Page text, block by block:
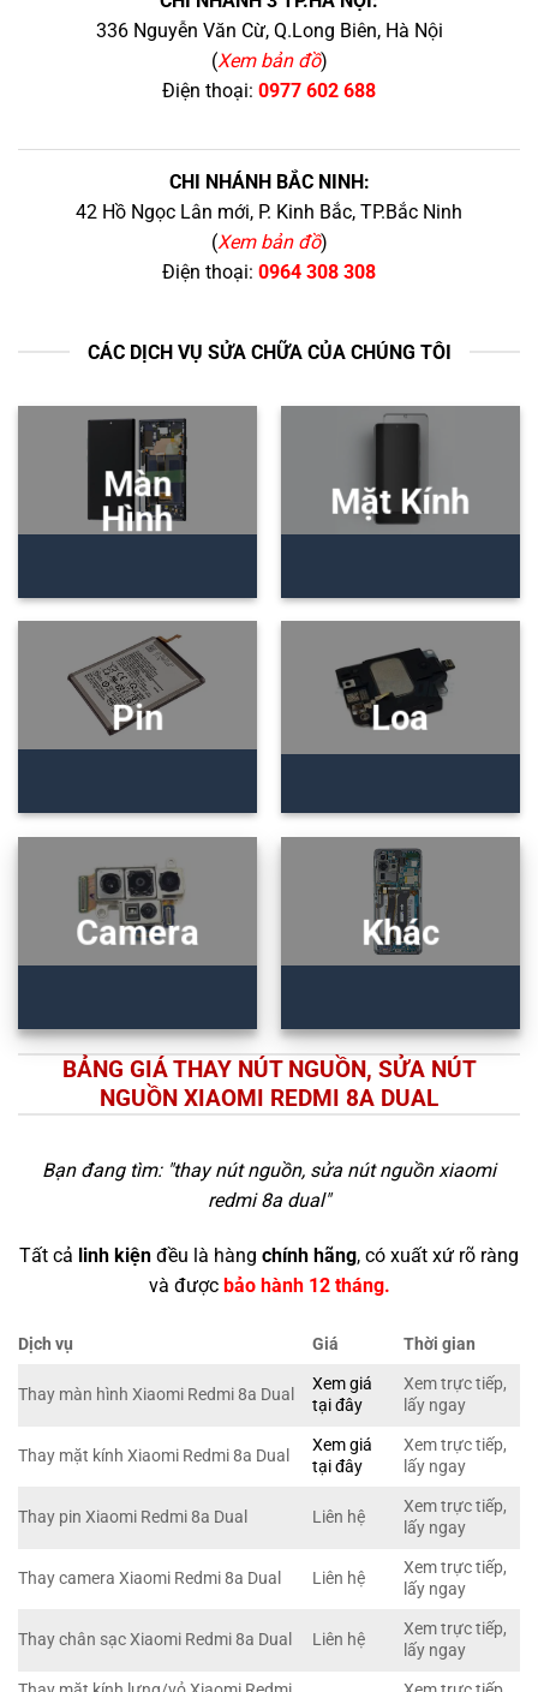
336 Nguyễn Văn Cừ, Q.Long Biên, Hà Nội
(Xem bản đồ)
Điện thoại: 0977 602 688
CHI NHÁNH BẮC NINH:
42 Hồ Ngọc Lân mới, P. Kinh Bắc, TP.Bắc Ninh
(Xem bản đồ)
Điện thoại: 0964 308 308
CÁC DỊCH VỤ SỬA CHỮA CỦA CHÚNG TÔI
Màn
Hình
Mặt Kính
Pin Loa
Camera Khác
BẢNG GIÁ THAY NÚT NGUỒN, SỬA NÚT
NGUỒN XIAOMI REDMI 8A DUAL
Bạn đang tìm: "thay nút nguồn, sửa nút nguồn xiaomi
redmi 8a dual"
Tất cả linh kiện đều là hàng chính hãng, có xuất xứ rõ ràng
và được bảo hành 12 tháng.
Dịch vụ Giá Thời gian
Thay màn hình Xiaomi Redmi 8a Dual
Xem giá
tại đây
Xem trực tiếp,
lấy ngay
Thay mặt kính Xiaomi Redmi 8a Dual
Xem giá
tại đây
Xem trực tiếp,
lấy ngay
Thay pin Xiaomi Redmi 8a Dual Liên hệ
Xem trực tiếp,
lấy ngay
Thay camera Xiaomi Redmi 8a Dual Liên hệ
Xem trực tiếp,
lấy ngay
Thay chân sạc Xiaomi Redmi 8a Dual Liên hệ
Xem trực tiếp,
lấy ngay